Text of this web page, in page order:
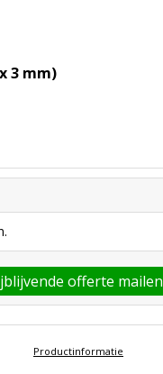
3 mm)
offerte mailen
Productinformatie